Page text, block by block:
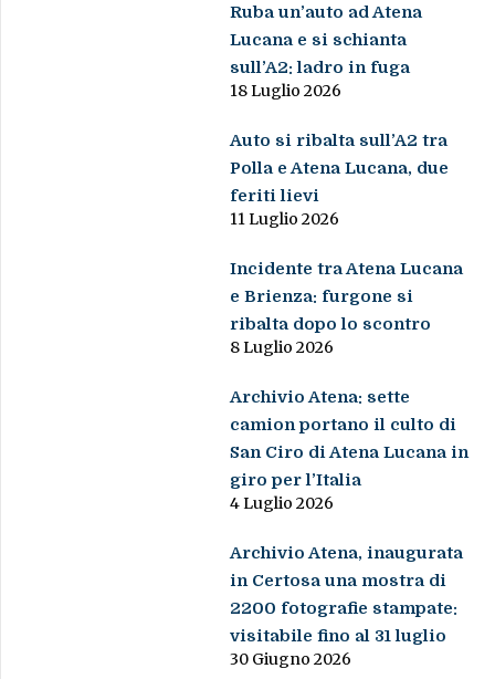
Ruba un’auto ad Atena
Lucana e si schianta
sull’A2: ladro in fuga
18 Luglio 2026
Auto si ribalta sull’A2 tra
Polla e Atena Lucana, due
feriti lievi
11 Luglio 2026
Incidente tra Atena Lucana
e Brienza: furgone si
ribalta dopo lo scontro
8 Luglio 2026
Archivio Atena: sette
camion portano il culto di
San Ciro di Atena Lucana in
giro per l’Italia
4 Luglio 2026
Archivio Atena, inaugurata
in Certosa una mostra di
2200 fotografie stampate:
visitabile fino al 31 luglio
30 Giugno 2026